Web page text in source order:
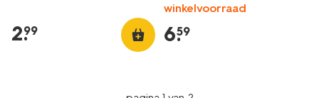
2.
99
winkelvoorraad
6.
59